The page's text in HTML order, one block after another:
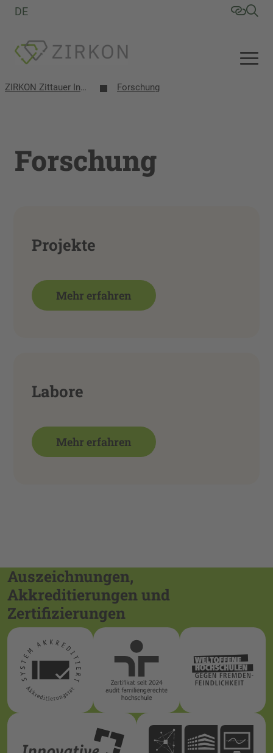
DE
ZIRKON Zittauer Institut für Verfahrensentwicklung, Kreislaufwirtschaft, Oberflächentechnik, Naturstoffforschung Forschung
Forschung
Projekte
Mehr erfahren
Labore
Mehr erfahren
Auszeichnungen,
Akkreditierungen und
Zertifizierungen